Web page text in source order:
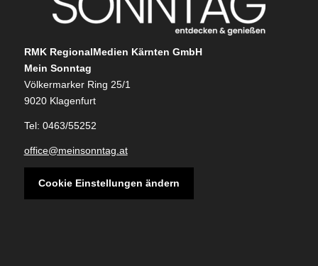
RMK RegionalMedien Kärnten GmbH
Mein Sonntag
Völkermarker Ring 25/1
9020 Klagenfurt
Tel: 0463/55252
office@meinsonntag.at
Cookie Einstellungen ändern